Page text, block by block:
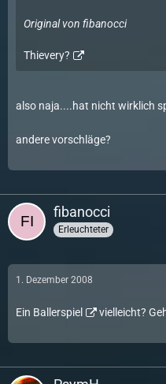
Original von fibanocci
Thievery?
also naja....hat nicht wirklich
andere vorschläge?
fibanocci
Erleuchteter
1. Dezember 2008
Ein Ballerspiel vielleicht?